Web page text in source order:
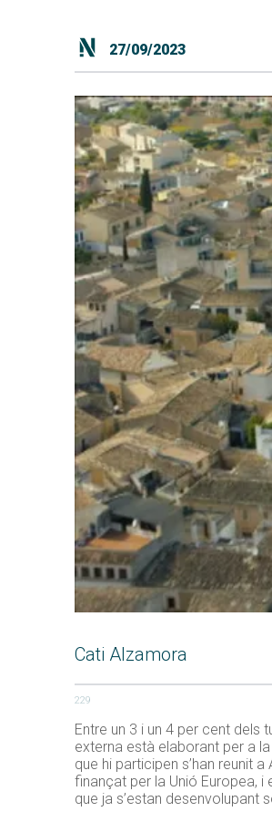
27/09/2023
Cati Alzamora
229
Entre un 3 i un 4 per cent dels
externa està elaborant per a
que hi participen s’han reunit
finançat per la Unió Europea,
que ja s’estan desenvolupant